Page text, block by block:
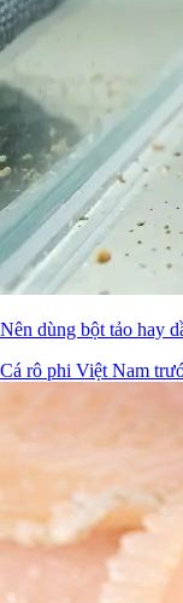
Nên dùng bột tảo hay
Cá rô phi Việt Nam